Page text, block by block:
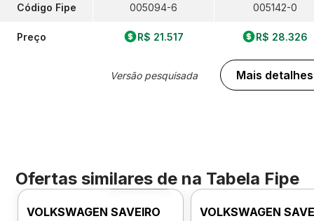
Código Fipe
Preço
005094-6
R$ 21.517
Versão pesquisada
005142-0
R$ 28.326
Mais detalhes
Ofertas similares de na Tabela Fipe
Foto 360º
VOLKSWAGEN SAVEIRO VOLKSWAGEN